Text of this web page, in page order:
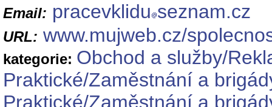
Email: pracevklidu seznam.cz
URL: www.mujweb.cz/
kategorie: Obchod a služby/
Praktické/Zaměstnání a
Praktické/Zaměstnání a